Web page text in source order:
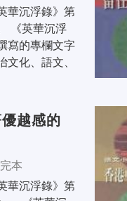
華沉浮錄》第
《英華沉浮
寫的專欄文字
文化、語文、
越感的
完本
華沉浮錄》第